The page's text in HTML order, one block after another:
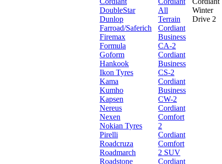
DoubleStar
Dunlop
Farroad/Saferich
Firemax
Formula
Goform
Hankook
Ikon Tyres
Kama
Kumho
Kapsen
Nereus
Nexen
Nokian Tyres
Pirelli
Roadcruza
Roadmarch
Roadstone
All
Terrain
Cordiant
Business
CA-2
Cordiant
Business
CS-2
Cordiant
Business
CW-2
Cordiant
Comfort
2
Cordiant
Comfort
2 SUV
Cordiant
Winter
Drive 2